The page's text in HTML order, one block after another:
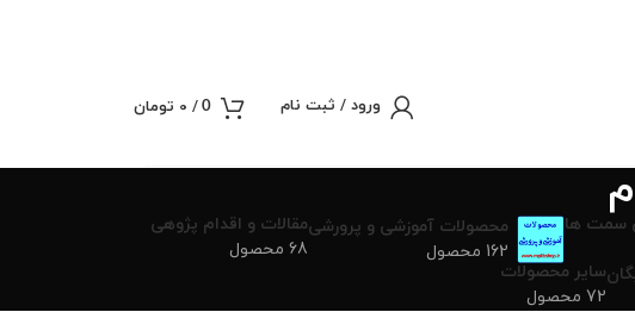
ورود / ثبت نام 0
/
0 تومان
سمت ها
محصولات آموزشی و پرورشی
162 محصول
مقالات و اقدام پژوهی
68 محصول
سایر محصولات
72 محصول